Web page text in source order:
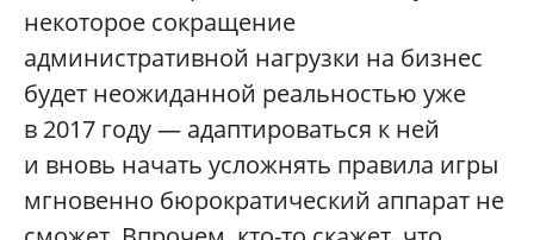
некоторое сокращение
административной нагрузки на бизнес
будет неожиданной реальностью уже
в 2017 году — адаптироваться к ней
и вновь начать усложнять правила игры
мгновенно бюрократический аппарат не